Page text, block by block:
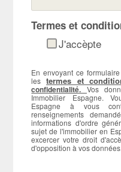
Termes et
J'accèpte
En envoyant ce
lestermes et
confidentialité. Vos
Immobilier Espagne.
Espagne à vous
renseignements
informations d'ordre
sujet de l'immobilier en
excercer votre droit
d'opposition à vos